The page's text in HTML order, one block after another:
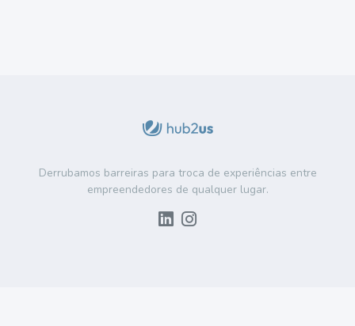
Derrubamos barreiras para troca de experiências entre
empreendedores de qualquer lugar.